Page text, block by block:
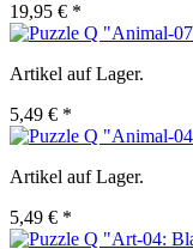
19,95 € *
Artikel auf Lager.
5,49 € *
Artikel auf Lager.
5,49 € *